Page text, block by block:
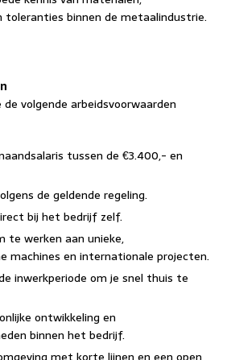
binnen de metaalindustrie.
volgende arbeidsvoorwaarden
tussen de €3.400,- en
de geldende regeling.
bij het bedrijf zelf.
te werken aan unieke,
machines en internationale projecten.
inwerkperiode om je snel thuis te
ontwikkeling en
binnen het bedrijf.